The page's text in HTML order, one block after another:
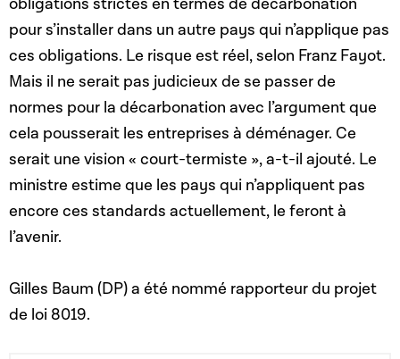
obligations strictes en termes de décarbonation
pour s’installer dans un autre pays qui n’applique pas
ces obligations. Le risque est réel, selon Franz Fayot.
Mais il ne serait pas judicieux de se passer de
normes pour la décarbonation avec l’argument que
cela pousserait les entreprises à déménager. Ce
serait une vision « court-termiste », a-t-il ajouté. Le
ministre estime que les pays qui n’appliquent pas
encore ces standards actuellement, le feront à
l’avenir.
Gilles Baum (DP) a été nommé rapporteur du projet
de loi 8019.